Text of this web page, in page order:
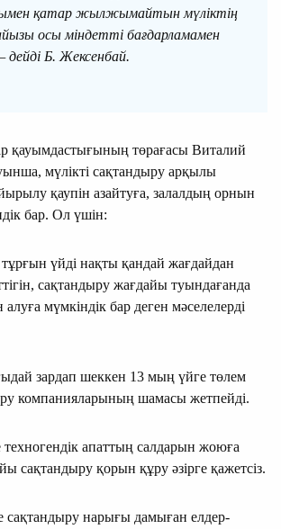
қатар жылжымайтын мүліктің
осы міндетті бағдарламамен
Б. Жексенбай.
қауым­дас­­тығының төрағасы Виталий
мүлікті сақтандыру арқылы
қаупін азайтуға, залал­дың орнын
бар. Ол үшін:
тұрғын үйді нақты қан­дай жағдайдан
сақтандыру жағдайы туын­дағанда
мүмкіндік бар деген мәсе­ле­лерді
зардап шеккен 13 мың үйге төлем
компанияларының шамасы жетпейді.
апаттың салдарын жоюға
сақтандыру қорын құру әзір­ге қажетсіз.
сақ­тан­дыру нарығы дамы­ған ел­дер­